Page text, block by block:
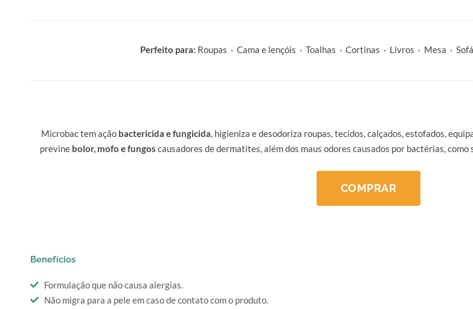
Perfeito para: Roupas · Cama e lençóis · Toalhas · Cortinas · Livros · Mesa ·
Microbac tem ação bactericida e fungicida, higieniza e desodoriza roupas, tecidos, calçados, estofados,
previne bolor, mofo e fungos causadores de dermatites, além dos maus odores causados por bactérias,
COMPRAR
Benefícios
Formulação que não causa alergias.
Não migra para a pele em caso de contato com o produto.